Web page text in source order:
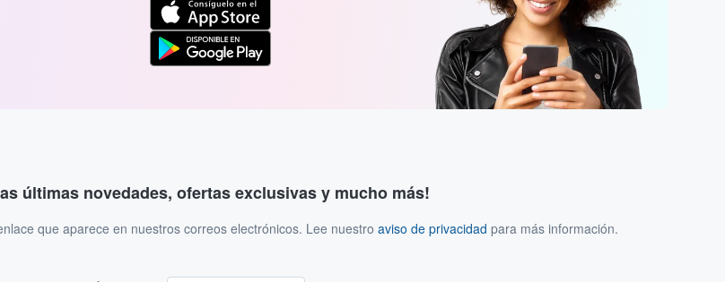
últimas novedades, ofertas exclusivas y mucho más!
que aparece en nuestros correos electrónicos. Lee nuestro aviso de privacidad para más información.